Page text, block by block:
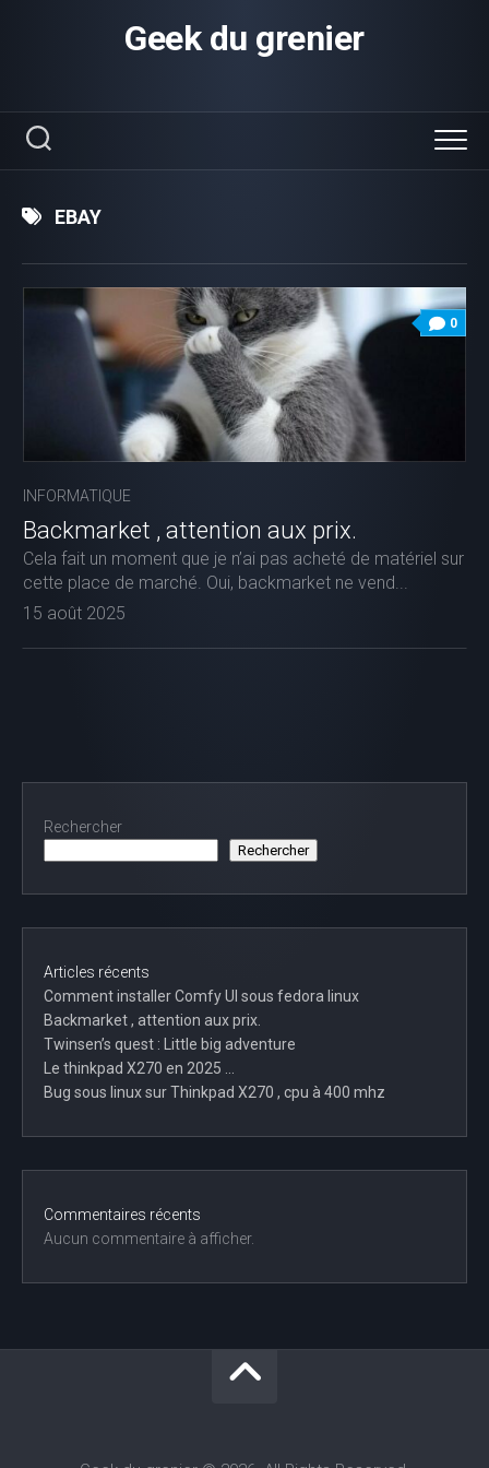
Geek du grenier
EBAY
0
INFORMATIQUE
Backmarket , attention aux prix.
Cela fait un moment que je n’ai pas acheté de matériel sur
cette place de marché. Oui, backmarket ne vend...
15 août 2025
Rechercher
Rechercher
Articles récents
Comment installer Comfy UI sous fedora linux
Backmarket , attention aux prix.
Twinsen’s quest : Little big adventure
Le thinkpad X270 en 2025 …
Bug sous linux sur Thinkpad X270 , cpu à 400 mhz
Commentaires récents
Aucun commentaire à afficher.